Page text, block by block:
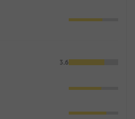
3.6